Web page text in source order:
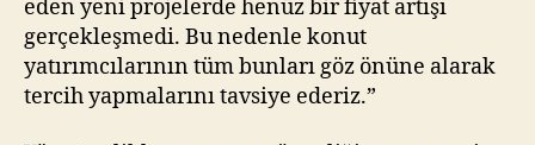
eden yeni projelerde henüz bir fiyat artışı
gerçekleşmedi. Bu nedenle konut
yatırımcılarının tüm bunları göz önüne alarak
tercih yapmalarını tavsiye ederiz.”